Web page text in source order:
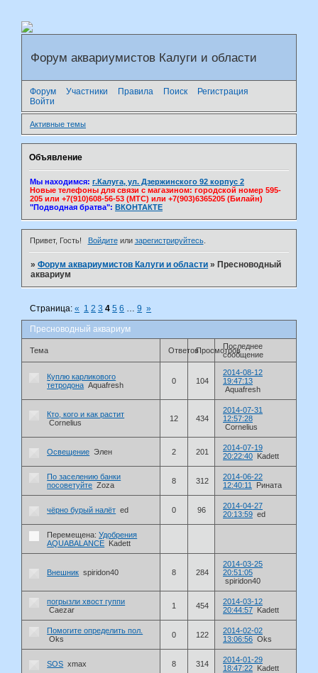
Форум аквариумистов Калуги и области
Форум Участники Правила Поиск
Регистрация
Войти
Активные темы
Объявление
Мы находимся: г.Калуга, ул. Дзержинского 92 корпус 2
Новые телефоны для связи с магазином: городской номер 595-
205 или +7(910)608-56-53 (МТС) или +7(903)6365205 (Билайн)
"Подводная братва": ВКОНТАКТЕ
Привет, Гость! Войдитеили зарегистрируйтесь.
»Форум аквариумистов Калуги и области » Пресноводный
аквариум
Пресноводный аквариум
Страница:« 1 2 3 4 5 6 … 9 »
Тема ОтветовПросмотровПоследнее
сообщение
Куплю карликового
тетродона Aquafresh 0 104
2014-08-12
19:47:13
Aquafresh
Кто, кого и как растит
Cornelius
12 434
2014-07-31
12:57:28
Cornelius
Освещение Элен 2 201
2014-07-19
20:22:40 Kadett
По заселению банки
посоветуйте Zoza 8 312
2014-06-22
12:40:11
Рината
чёрно бурый налёт ed 0 96
2014-04-27
20:13:59 ed
Перемещена: Удобрения
AQUABALANCE Kadett
Внешник spiridon40 8 284
2014-03-25
20:51:05
spiridon40
погрызли хвост гуппи
Caezar
1 454
2014-03-12
20:44:57 Kadett
Помогите определить пол.
Oks
0 122
2014-02-02
13:06:56 Oks
SOS xmax 8 314
2014-01-29
18:47:22 Kadett